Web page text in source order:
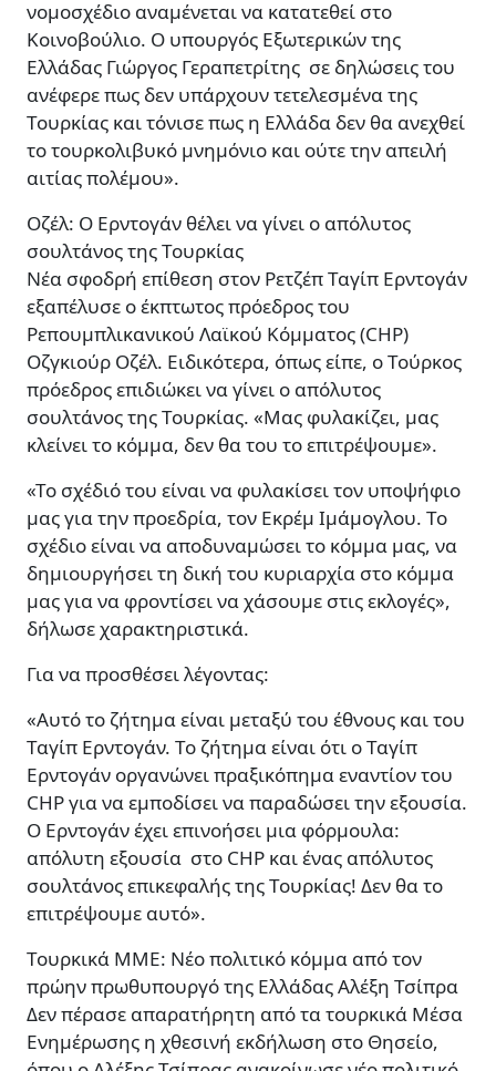
νομοσχέδιο αναμένεται να κατατεθεί στο
Κοινοβούλιο. O υπουργός Εξωτερικών της
Ελλάδας Γιώργος Γεραπετρίτης σε δηλώσεις του
ανέφερε πως δεν υπάρχουν τετελεσμένα της
Τουρκίας και τόνισε πως η Ελλάδα δεν θα ανεχθεί
το τουρκολιβυκό μνημόνιο και ούτε την απειλή
αιτίας πολέμου».
Οζέλ: Ο Ερντογάν θέλει να γίνει ο απόλυτος
σουλτάνος της Τουρκίας
Νέα σφοδρή επίθεση στον Ρετζέπ Ταγίπ Ερντογάν
εξαπέλυσε ο έκπτωτος πρόεδρος του
Ρεπουμπλικανικού Λαϊκού Κόμματος (CHP)
Οζγκιούρ Οζέλ. Ειδικότερα, όπως είπε, ο Τούρκος
πρόεδρος επιδιώκει να γίνει ο απόλυτος
σουλτάνος της Τουρκίας. «Μας φυλακίζει, μας
κλείνει το κόμμα, δεν θα του το επιτρέψουμε».
«Το σχέδιό του είναι να φυλακίσει τον υποψήφιο
μας για την προεδρία, τον Εκρέμ Ιμάμογλου. Το
σχέδιο είναι να αποδυναμώσει το κόμμα μας, να
δημιουργήσει τη δική του κυριαρχία στο κόμμα
μας για να φροντίσει να χάσουμε στις εκλογές»,
δήλωσε χαρακτηριστικά.
Για να προσθέσει λέγοντας:
«Αυτό το ζήτημα είναι μεταξύ του έθνους και του
Ταγίπ Ερντογάν. Το ζήτημα είναι ότι ο Ταγίπ
Ερντογάν οργανώνει πραξικόπημα εναντίον του
CHP για να εμποδίσει να παραδώσει την εξουσία.
Ο Ερντογάν έχει επινοήσει μια φόρμουλα:
απόλυτη εξουσία στο CHP και ένας απόλυτος
σουλτάνος επικεφαλής της Τουρκίας! Δεν θα το
επιτρέψουμε αυτό».
Τουρκικά ΜΜΕ: Νέο πολιτικό κόμμα από τον
πρώην πρωθυπουργό της Ελλάδας Αλέξη Τσίπρα
Δεν πέρασε απαρατήρητη από τα τουρκικά Μέσα
Ενημέρωσης η χθεσινή εκδήλωση στο Θησείο,